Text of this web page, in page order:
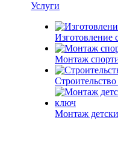
Услуги
Изготовление
Монтаж
Монтаж